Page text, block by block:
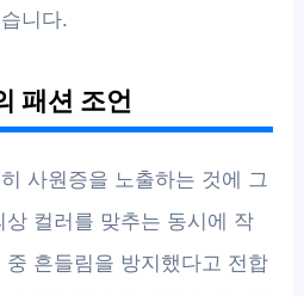
니다.
패션 조언
사원증을 노출하는 것에 그
컬러를 맞추는 동시에 작
흔들림을 방지했다고 전합